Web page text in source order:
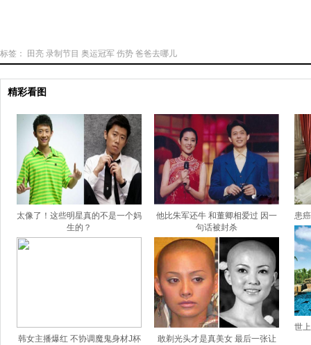
标签： 田亮 录制节目 奥运冠军 伤势 爸爸去哪儿
精彩看图
太像了！这些明星真的不是一个妈
生的？
他比朱军还牛 和董卿相爱过 因一
句话被封杀
韩女主播爆红 不协调魔鬼身材J杯
敢剃光头才是真美女 最后一张让
患
世